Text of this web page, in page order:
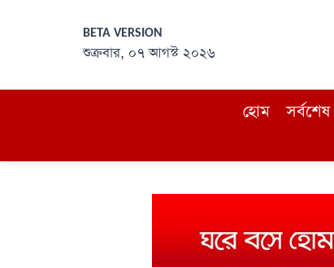
BETA VERSION
শুক্রবার, ০৭ আগস্ট ২০২৬
হোম সর্বশেষ